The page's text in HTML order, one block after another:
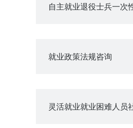
自主就业退役士兵一次
就业政策法规咨询
灵活就业就业困难人员